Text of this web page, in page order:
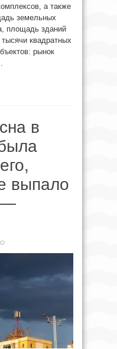
а также
земельных
площадь зданий
квадратных
рынок
в
выпало
—